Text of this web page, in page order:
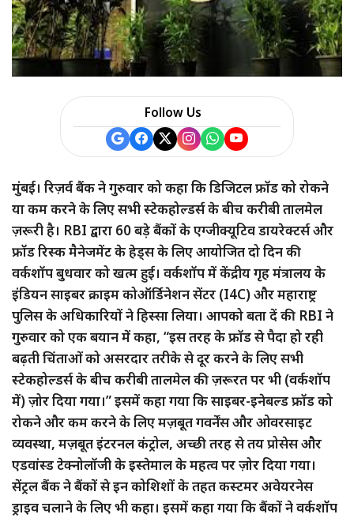
Follow Us
मुंबई। रिज़र्व बैंक ने गुरुवार को कहा कि डिजिटल फ्रॉड को रोकने
या कम करने के लिए सभी स्टेकहोल्डर्स के बीच करीबी तालमेल
ज़रूरी है। RBI द्वारा 60 बड़े बैंकों के एग्जीक्यूटिव डायरेक्टर्स और
फ्रॉड रिस्क मैनेजमेंट के हेड्स के लिए आयोजित दो दिन की
वर्कशॉप बुधवार को खत्म हुई। वर्कशॉप में केंद्रीय गृह मंत्रालय के
इंडियन साइबर क्राइम कोऑर्डिनेशन सेंटर (I4C) और महाराष्ट्र
पुलिस के अधिकारियों ने हिस्सा लिया। आपको बता दें की RBI ने
गुरुवार को एक बयान में कहा, “इस तरह के फ्रॉड से पैदा हो रही
बढ़ती चिंताओं को असरदार तरीके से दूर करने के लिए सभी
स्टेकहोल्डर्स के बीच करीबी तालमेल की ज़रूरत पर भी (वर्कशॉप
में) ज़ोर दिया गया।” इसमें कहा गया कि साइबर-इनेबल्ड फ्रॉड को
रोकने और कम करने के लिए मज़बूत गवर्नेंस और ओवरसाइट
व्यवस्था, मज़बूत इंटरनल कंट्रोल, अच्छी तरह से तय प्रोसेस और
एडवांस्ड टेक्नोलॉजी के इस्तेमाल के महत्व पर ज़ोर दिया गया।
सेंट्रल बैंक ने बैंकों से इन कोशिशों के तहत कस्टमर अवेयरनेस
ड्राइव चलाने के लिए भी कहा। इसमें कहा गया कि बैंकों ने वर्कशॉप
a
r